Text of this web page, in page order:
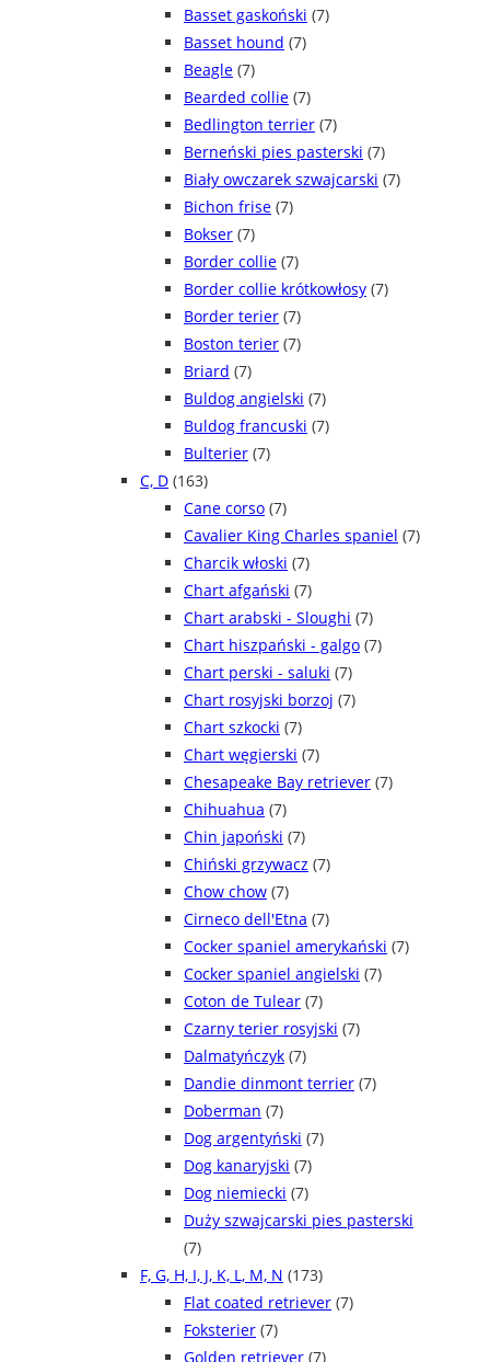
Basset gaskoński (7)
Basset hound (7)
Beagle (7)
Bearded collie (7)
Bedlington terrier (7)
Berneński pies pasterski (7)
Biały owczarek szwajcarski (7)
Bichon frise (7)
Bokser (7)
Border collie (7)
Border collie krótkowłosy (7)
Border terier (7)
Boston terier (7)
Briard (7)
Buldog angielski (7)
Buldog francuski (7)
Bulterier (7)
C, D (163)
Cane corso (7)
Cavalier King Charles spaniel (7)
Charcik włoski (7)
Chart afgański (7)
Chart arabski - Sloughi (7)
Chart hiszpański - galgo (7)
Chart perski - saluki (7)
Chart rosyjski borzoj (7)
Chart szkocki (7)
Chart węgierski (7)
Chesapeake Bay retriever (7)
Chihuahua (7)
Chin japoński (7)
Chiński grzywacz (7)
Chow chow (7)
Cirneco dell'Etna (7)
Cocker spaniel amerykański (7)
Cocker spaniel angielski (7)
Coton de Tulear (7)
Czarny terier rosyjski (7)
Dalmatyńczyk (7)
Dandie dinmont terrier (7)
Doberman (7)
Dog argentyński (7)
Dog kanaryjski (7)
Dog niemiecki (7)
Duży szwajcarski pies pasterski
(7)
F, G, H, I, J, K, L, M, N (173)
Flat coated retriever (7)
Foksterier (7)
Golden retriever (7)